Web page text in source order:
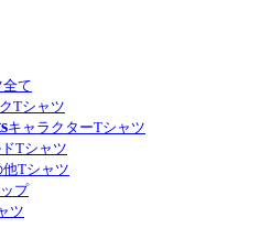
て
Tシャツ
キャラクターTシャツ
Tシャツ
他Tシャツ
プ
ツ